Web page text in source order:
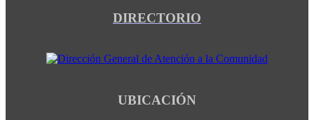
DIRECTORIO
UBICACIÓN